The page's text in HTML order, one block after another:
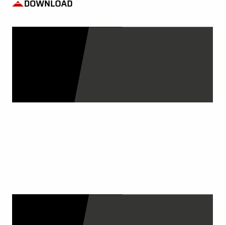
DOWNLOAD